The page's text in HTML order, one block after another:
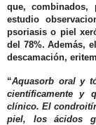
que, combinados,
estudio
psoriasis o piel
del 78%. Además,
descamación,
“Aquasorb oral y
científicamente y
clínico. El
piel, los ácidos